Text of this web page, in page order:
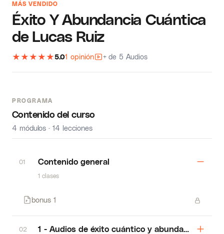
MÁS VENDIDO
Éxito Y Abundancia Cuántica
de Lucas Ruiz
★ ★ ★ ★ ★5.01 opinión + de 5 Audios
PROGRAMA
Contenido del curso
4 módulos · 14 lecciones
01 Contenido general
1 clases
bonus 1
02 1 - Audios de éxito cuántico y abundancia